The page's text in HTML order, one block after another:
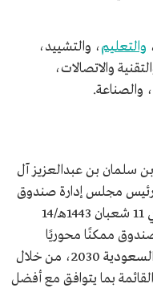
والتعليم، والتشييد،
والاتصالات،
، والصناعة.
سلمان بن عبدالعزيز آل
مجلس إدارة صندوق
التنمية الوطني، استراتيجية الصندوق في 11 شعبان 1443هـ/14
الصندوق ممكنًا محوريًا
للأهداف الاقتصادية والاجتماعية لرؤية السعودية 2030، من خلال
بما يتوافق مع أفضل